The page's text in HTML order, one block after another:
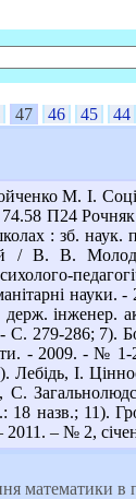
47 46 45 44
М. І.
П24
: зб.
В. В.
держ.
279-286; 7).
- 2009. - №
І.
назв.; 11).
2011. – № 2,
математики в